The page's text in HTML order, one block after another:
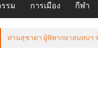
รม การเมือง กีฬา
ท่านสุชาดา ผู้พิพากษาสมทบฯ ร่